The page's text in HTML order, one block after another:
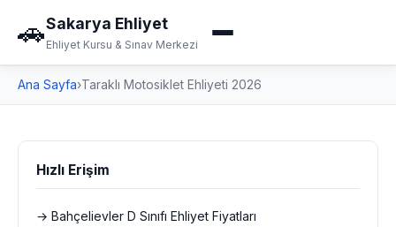
🚗Sakarya Ehliyet
Ehliyet Kursu & Sınav Merkezi
Ana Sayfa›Taraklı Motosiklet Ehliyeti 2026
Hızlı Erişim
→ Bahçelievler D Sınıfı Ehliyet Fiyatları